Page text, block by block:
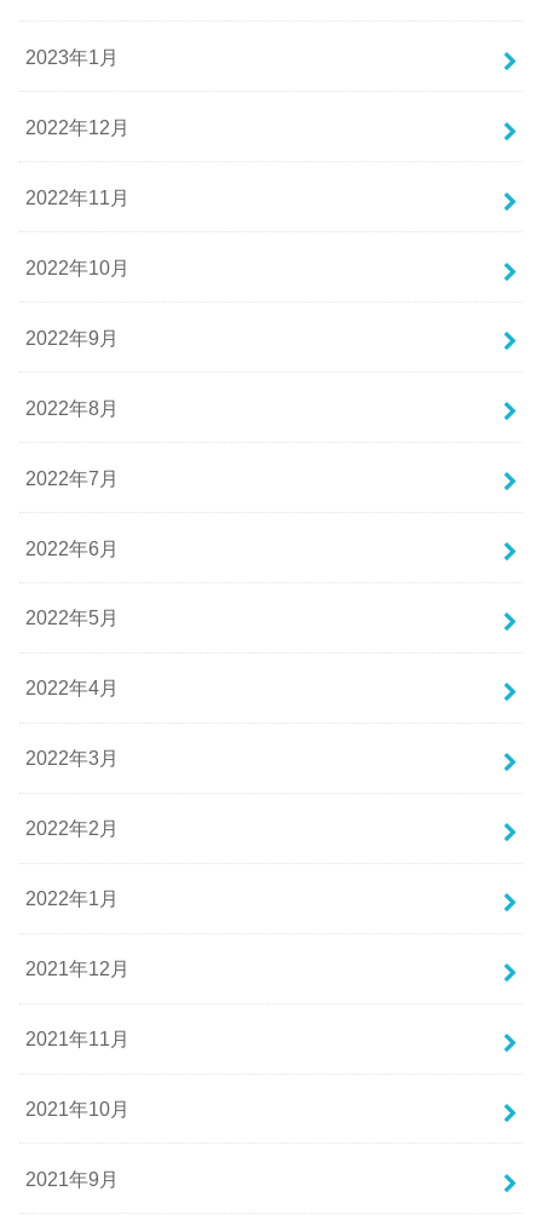
2023年1月
2022年12月
2022年11月
2022年10月
2022年9月
2022年8月
2022年7月
2022年6月
2022年5月
2022年4月
2022年3月
2022年2月
2022年1月
2021年12月
2021年11月
2021年10月
2021年9月